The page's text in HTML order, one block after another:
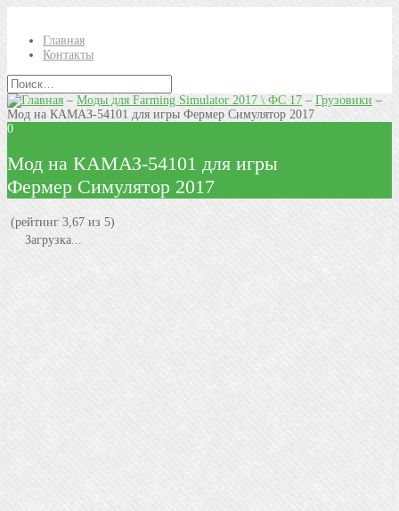
Главная
Контакты
–Моды для Farming Simulator 2017 \ ФС 17– Грузовики –
Мод на КАМАЗ-54101 для игры Фермер Симулятор 2017
0
Мод на КАМАЗ-54101 для игры
Фермер Симулятор 2017
(рейтинг 3,67 из 5)
Загрузка...